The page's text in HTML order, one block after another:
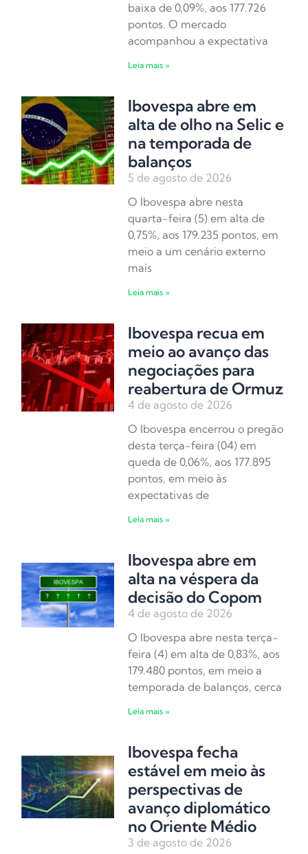
baixa de 0,09%, aos 177.726
pontos. O mercado
acompanhou a expectativa
Leia mais »
Ibovespa abre em
alta de olho na Selic e
na temporada de
balanços
5 de agosto de 2026
O Ibovespa abre nesta
quarta-feira (5) em alta de
0,75%, aos 179.235 pontos, em
meio a um cenário externo
mais
Leia mais »
Ibovespa recua em
meio ao avanço das
negociações para
reabertura de Ormuz
4 de agosto de 2026
O Ibovespa encerrou o pregão
desta terça-feira (04) em
queda de 0,06%, aos 177.895
pontos, em meio às
expectativas de
Leia mais »
Ibovespa abre em
alta na véspera da
decisão do Copom
4 de agosto de 2026
O Ibovespa abre nesta terça-
feira (4) em alta de 0,83%, aos
179.480 pontos, em meio a
temporada de balanços, cerca
Leia mais »
Ibovespa fecha
estável em meio às
perspectivas de
avanço diplomático
no Oriente Médio
3 de agosto de 2026